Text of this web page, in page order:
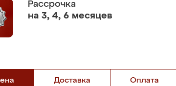
Рассрочка
на 3, 4, 6 месяцев
Доставка Оплата